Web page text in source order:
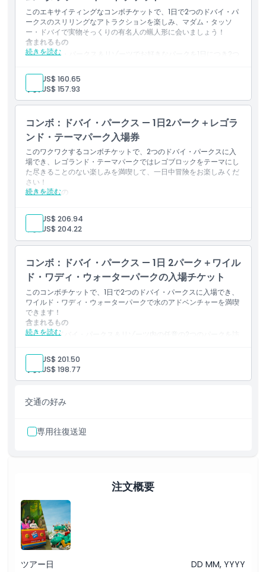
このエキサイティングなコンボチケットで、1日で2つのドバイ・パ
ークスのスリリングなアトラクションを楽しみ、マダム・タッソ
ー・ドバイで実物そっくりの有名人の蝋人形に会いましょう！
続きを読む
含まれるもの
ドバイ・パークス＆リゾーツでお好きなパークを1日につき2つ
リアルな有名人の蝋人形が展示されているマダム・タッソー・
ドバイの入場
映画スターやミュージシャン、世界的なアイコンと一緒にセル
フィー撮影
た内容
大人: US$ 160.65
子供:US$ 157.93
コンボ：ドバイ・パークス — 1日2パーク＋レゴラ
ンド・テーマパーク入場券
このワクワクするコンボチケットで、2つのドバイ・パークスに入
場でき、レゴランド・テーマパークではレゴブロックをテーマにし
た尽きることのない楽しみを満喫して、一日中冒険をお楽しみくだ
さい！
続きを読む
含まれるもの
40以上のレゴをテーマにしたアトラクションがあるレゴラン
ド・ドバイへの入場
楽しいブロックの世界で、作ったり、乗ったり、探検したりで
きます
大人: US$ 206.94
子供: US$ 204.22
コンボ：ドバイ・パークス — 1日 2パーク＋ワイル
ド・ワディ・ウォーターパークの入場チケット
このコンボチケットで、1日で2つのドバイ・パークスに入場でき、
ワイルド・ワディ・ウォーターパークで水のアドベンチャーを満喫
できます！
続きを読む
含まれるもの
1日でドバイ・パークス＆リゾーツ内の任意の2つのパークを訪
スリリングなライドがあるビーチフロントのウォーターパー
ク、ワイルド・ワディの入場
波のプール、ウォーターコースター、スプラッシュゾーンをお
大人: US$ 201.50
子供:US$ 198.77
交通の好み
専用往復送迎
注文概要
ツアー日
DD MM, YYYY